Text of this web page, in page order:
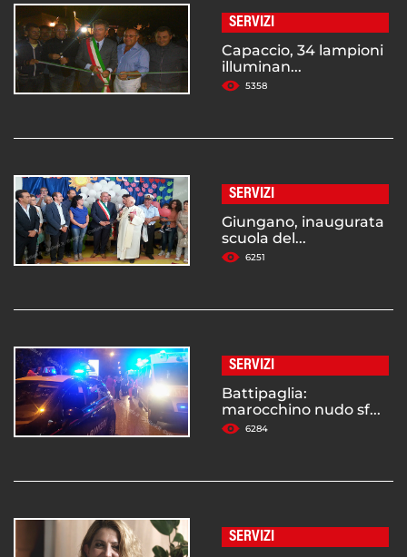
SERVIZI
Capaccio, 34 lampioni
illuminan...
5358
SERVIZI
Giungano, inaugurata
scuola del...
6251
SERVIZI
Battipaglia:
marocchino nudo sf...
6284
SERVIZI